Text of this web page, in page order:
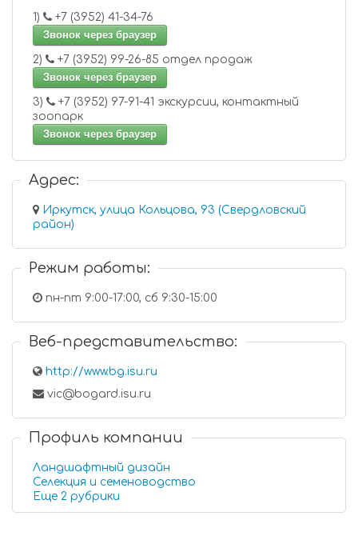
1)
+7 (3952) 41-34-76
Звонок через браузер
2)
+7 (3952) 99-26-85 отдел продаж
Звонок через браузер
3)
зоопарк
Звонок через браузер
Адрес:
Иркутск, улица Кольцова, 93 (Свердловский
район)
Режим работы:
пн-пт 9:00-17:00, сб 9:30-15:00
Веб-представительство:
http://www.bg.isu.ru
vic@bogard.isu.ru
Профиль компании
Ландшафтный дизайн
Селекция и семеноводство
Еще 2 рубрики